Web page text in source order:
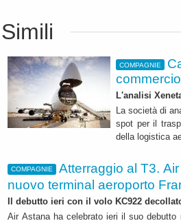
Simili
COMPAGNIE
L'analisi
La società di
spot per il
della logistica
COMPAGNIE
Atterraggio al T3.
nuovo terminal aeroporto
Il debutto ieri con il volo KC922
Air Astana ha celebrato ieri il suo debutto